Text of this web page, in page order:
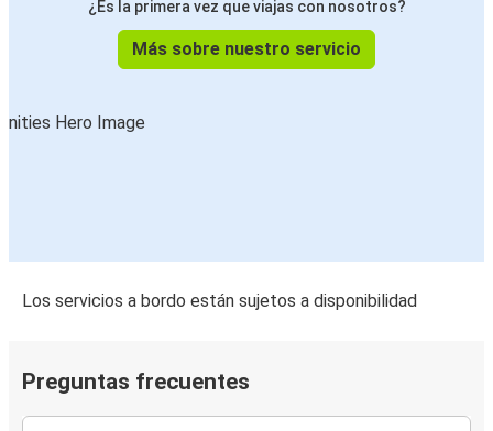
¿Es la primera vez que viajas con nosotros?
Más sobre nuestro servicio
Los servicios a bordo están sujetos a disponibilidad
Preguntas frecuentes